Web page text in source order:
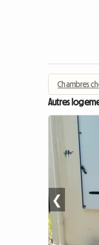
Chambres
Autres
❮